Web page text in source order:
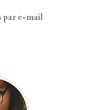
par e-mail